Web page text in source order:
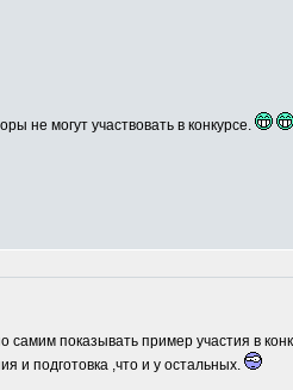
не могут участвовать в конкурсе.
показывать пример участия в
и подготовка ,что и у остальных.